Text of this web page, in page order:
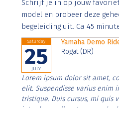
imperdiet. Nunc ut sem vitae
Schrijf je in op jouw
model en probeer deze
begeleiding uit. Ca 45
Saturday
25
JULY
Yamaha Demo
Rogat (DR)
Lorem ipsum dolor sit amet,
elit. Suspendisse varius enim
tristique. Duis cursus, mi quis
interdum nulla, ut commodo